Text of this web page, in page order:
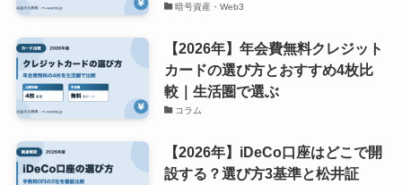
暗号資産・Web3
【2026年】年会費無料クレジット
カードの選び方とおすすめ4枚比
較｜生活圏で選ぶ
コラム
【2026年】iDeCo口座はどこで開
設する？選び方3基準と松井証